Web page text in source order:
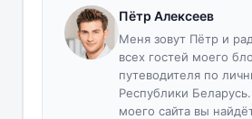
Пётр Алексеев
Меня зовут Пётр и
всех гостей моего
путеводителя по
Республики
моего сайта вы